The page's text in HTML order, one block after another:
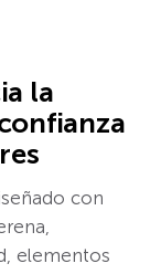
la
con
elementos